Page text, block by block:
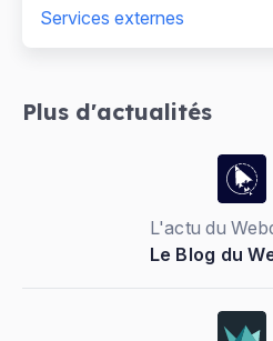
Services externes
Plus d'actualités
L'actu du
Le Blog du